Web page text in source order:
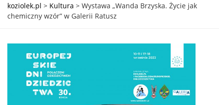
koziolek.pl > Kultura > Wystawa „Wanda Brzyska. Życie jak
chemiczny wzór” w Galerii Ratusz